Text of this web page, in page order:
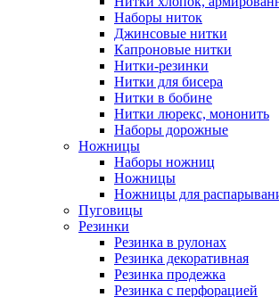
Наборы ниток
Джинсовые нитки
Капроновые нитки
Нитки-резинки
Нитки для бисера
Нитки в бобине
Нитки люрекс, мононить
Наборы дорожные
Ножницы
Наборы ножниц
Ножницы
Ножницы для
Пуговицы
Резинки
Резинка в рулонах
Резинка декоративная
Резинка продежка
Резинка с перфорацией